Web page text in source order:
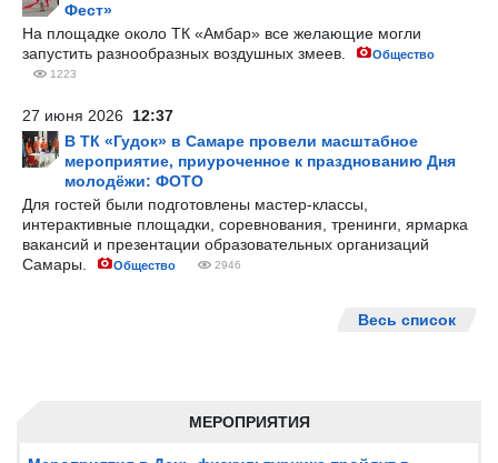
МЕРОПРИЯТИЯ
Фест»
На площадке около ТК «Амбар» все желающие могли
запустить разнообразных воздушных змеев.
Общество
1223
27 июня 2026 12:37
В ТК «Гудок» в Самаре провели масштабное
мероприятие, приуроченное к празднованию Дня
молодёжи: ФОТО
Для гостей были подготовлены мастер-классы,
интерактивные площадки, соревнования, тренинги, ярмарка
вакансий и презентации образовательных организаций
Самары.
Общество 2946
Весь список